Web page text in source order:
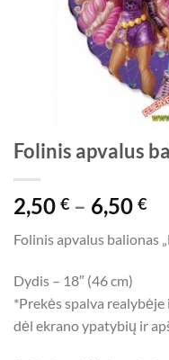
Folinis apvalus
2,50 € – 6,50 €
Folinis apvalus balionas
Dydis – 18″ (46 cm)
*Prekės spalva
dėl ekrano ypatybių ir